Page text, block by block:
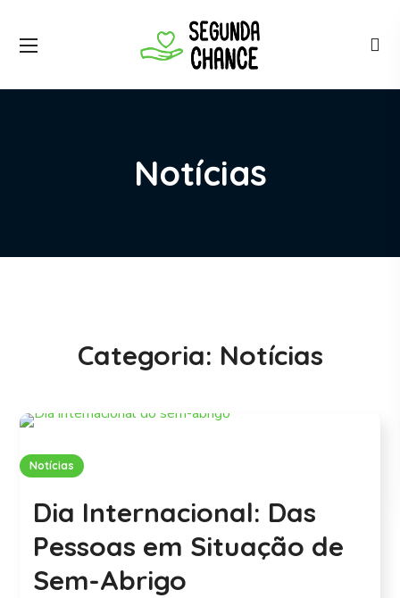
Notícias
Categoria: Notícias
Notícias
Dia Internacional: Das
Pessoas em Situação de
Sem-Abrigo